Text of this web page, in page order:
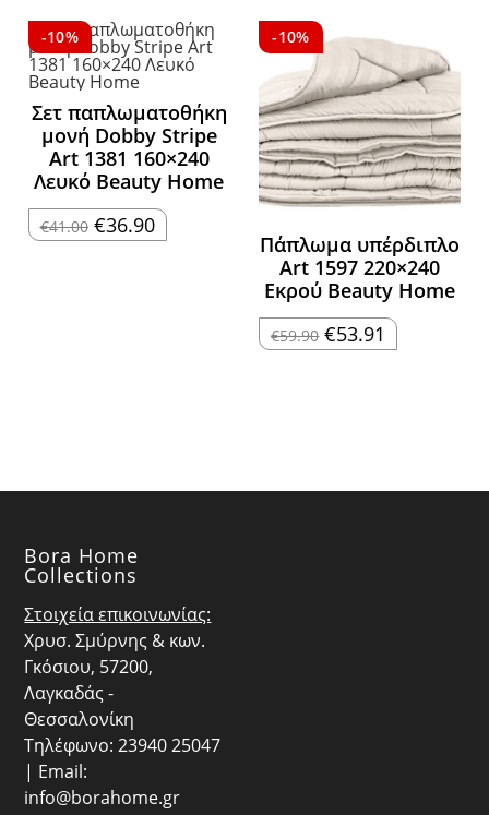
€59.90. είναι:
€53.91.
-10%
Σετ παπλωματοθήκη
μονή Dobby Stripe
Art 1381 160×240
Λευκό Beauty Home
€41.00 Original
price
€36.90Η
τρέχουσα
-10%
Πάπλωμα υπέρδιπλο
Art 1597 220×240
Εκρού Beauty Home
€59.90 Original
price
€53.91 Η
τρέχουσα
Bora Home
Collections
Στοιχεία επικοινωνίας:
Χρυσ. Σμύρνης & κων.
Γκόσιου, 57200,
Λαγκαδάς -
Θεσσαλονίκη
Τηλέφωνο: 23940 25047
| Email:
info@borahome.gr